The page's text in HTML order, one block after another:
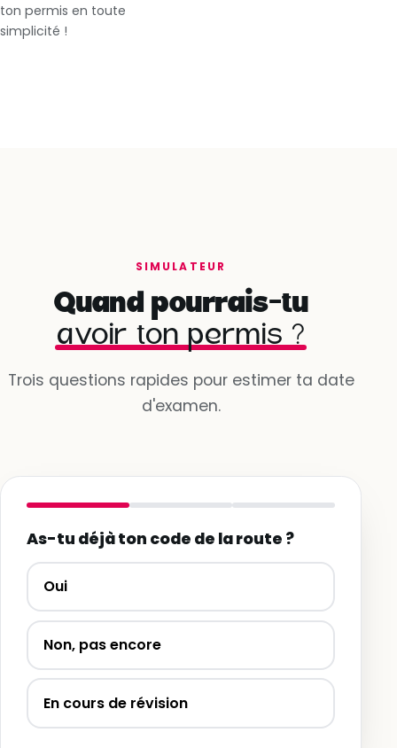
ton permis en toute
simplicité !
SIMULATEUR
Quand pourrais-tu
avoir ton permis ?
Trois questions rapides pour estimer ta date
d'examen.
As-tu déjà ton code de la route ?
Oui
Non, pas encore
En cours de révision